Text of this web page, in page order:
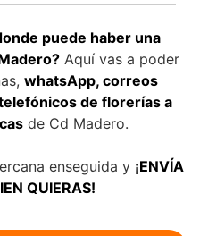
puede haber una
Aquí vas a poder
whatsApp, correos
de florerías a
de Cd Madero.
enseguida y ¡ENVÍA
QUIERAS!